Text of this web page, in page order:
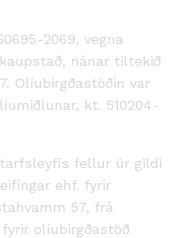
2069, vegna
nánar tiltekið
Olíubirgðastöðin var
kt. 510204-
fellur úr gildi
ehf. fyrir
57, frá
olíubirgðastöð